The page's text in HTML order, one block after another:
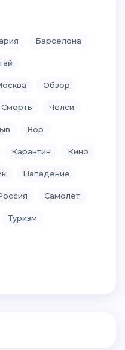
Барселона
Обзор
Смерть Челси
Вор
Карантин Кино
Нападение
Самолет
Туризм